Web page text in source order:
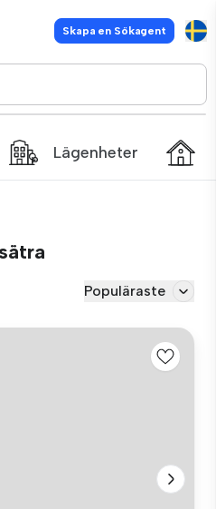
Skapa en Sökagent
Lägenheter
Populäraste